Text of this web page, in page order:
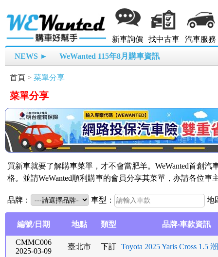
新車詢價 找中古車 汽車服務
NEWS ► WeWanted 115年8月購車資訊
首頁 > 菜單分享
菜單分享
買新車就要了解購車菜單，才不會當肥羊。WeWanted首創
格。並請WeWanted順利購車的會員分享其菜單，亦請各位
品牌： 車型： 地
編號/日期 地點 類型 品牌‧車款資訊
CMMC006
2025-03-09
臺北市 下訂 Toyota 2025 Yaris Cross 1.5